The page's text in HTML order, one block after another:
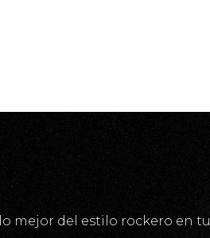
mejor del estilo rockero en tu